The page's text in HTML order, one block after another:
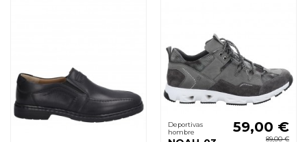
Deportivas
hombre
59,00 €
89,00 €